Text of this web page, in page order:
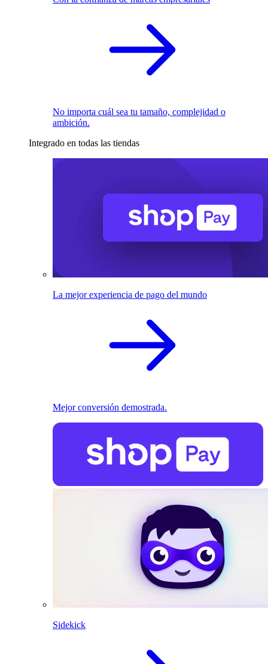
No importa cuál sea tu tamaño, complejidad o
ambición.
Integrado en todas las tiendas
La mejor experiencia de pago del mundo
Mejor conversión demostrada.
Sidekick